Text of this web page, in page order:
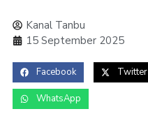
Kanal Tanbu
15 September 2025
Facebook Twitter
WhatsApp